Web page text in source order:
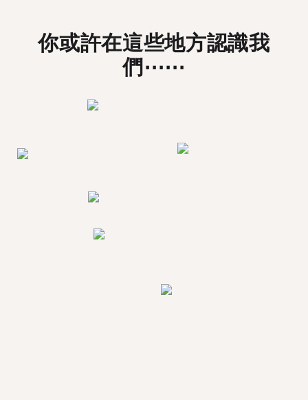
你或許在這些地方認識我
們⋯⋯